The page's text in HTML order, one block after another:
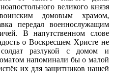
великого князя
домовым храмом,
передал военнослужащим
В напутственном слове
о Воскресшем Христе не
разлукой с домом и
напоминали бы о малой
их для защитников нашей